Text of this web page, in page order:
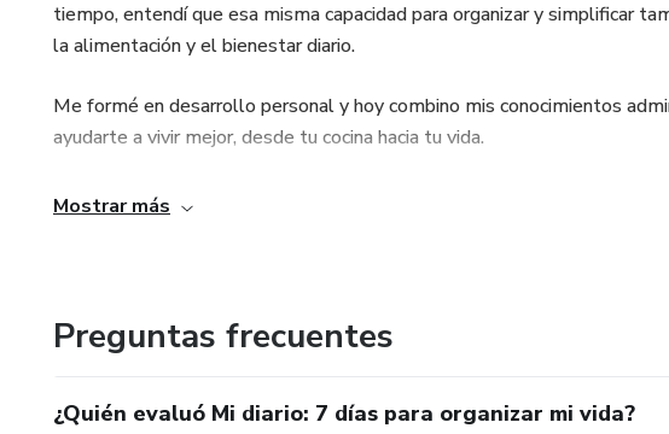
tiempo, entendí que esa misma capacidad para organizar y simplificar
la alimentación y el bienestar diario.
Me formé en desarrollo personal y hoy combino mis conocimientos
ayudarte a vivir mejor, desde tu cocina hacia tu vida.
Este proyecto nace de ese propósito: que puedas comer rico, cuidarte
Mostrar más
Preguntas frecuentes
¿Quién evaluó Mi diario: 7 días para organizar mi vida?